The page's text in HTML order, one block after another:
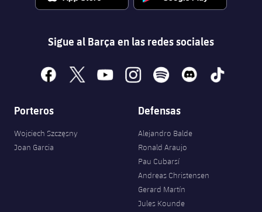
Sigue al Barça en las redes sociales
facebook
x youtubeinstagramspotify discord tiktok
Porteros
Wojciech Szczęsny
Joan Garcia
Defensas
Alejandro Balde
Ronald Araujo
Pau Cubarsí
Andreas Christensen
Gerard Martín
Jules Kounde